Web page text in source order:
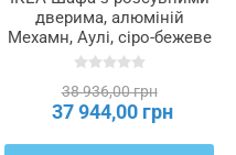
дверима, алюміній
Мехамн, Аулі, сіро-бежеве
дзеркало, 177x65x240 см
БОАКСЕЛЬ, 695.621.73
38 936,00 грн
37 944,00 грн